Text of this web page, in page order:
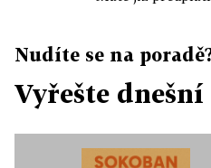
Nudíte se na
Vyřešte